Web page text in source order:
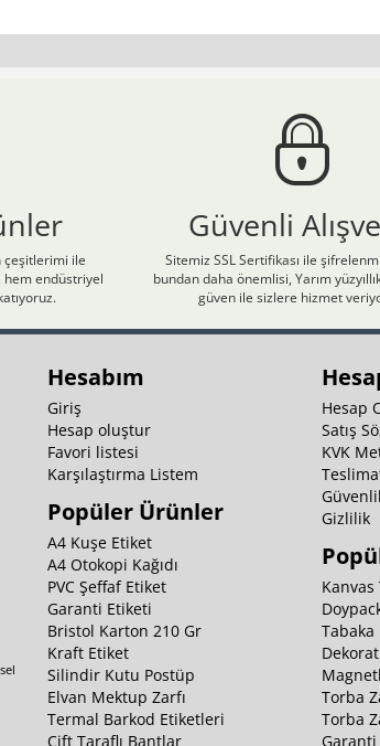
çeşitlerimi ile
hem endüstriyel
Güvenli
Sitemiz SSL Sertifikası ile
bundan daha önemlisi, Yarım
güven ile sizlere hizmet
Hesabım
Giriş
Hesap oluştur
Favori listesi
Karşılaştırma Listem
Popüler Ürünler
A4 Kuşe Etiket
A4 Otokopi Kağıdı
PVC Şeffaf Etiket
Garanti Etiketi
Bristol Karton 210 Gr
Kraft Etiket
Silindir Kutu Postüp
Elvan Mektup Zarfı
Termal Barkod Etiketleri
Çift Taraflı Bantlar
Hesap
Satış
KVK
Gizlilik
Torba
Torba